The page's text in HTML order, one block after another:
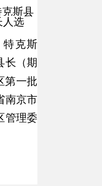
斯县
人选
特克斯
长（期
第一批
南京市
管理委